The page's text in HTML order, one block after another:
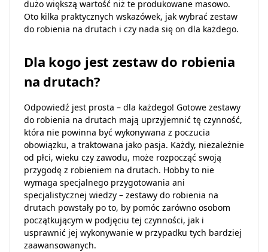
dużo większą wartość niż te produkowane masowo.
Oto kilka praktycznych wskazówek, jak wybrać zestaw
do robienia na drutach i czy nada się on dla każdego.
Dla kogo jest zestaw do robienia
na drutach?
Odpowiedź jest prosta – dla każdego! Gotowe zestawy
do robienia na drutach mają uprzyjemnić tę czynność,
która nie powinna być wykonywana z poczucia
obowiązku, a traktowana jako pasja. Każdy, niezależnie
od płci, wieku czy zawodu, może rozpocząć swoją
przygodę z robieniem na drutach. Hobby to nie
wymaga specjalnego przygotowania ani
specjalistycznej wiedzy – zestawy do robienia na
drutach powstały po to, by pomóc zarówno osobom
początkującym w podjęciu tej czynności, jak i
usprawnić jej wykonywanie w przypadku tych bardziej
zaawansowanych.